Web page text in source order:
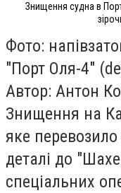
Знищення судна в
Фото:
"Порт Оля-4"
Автор: Антон
Знищення на
яке
деталі до
спеціальних